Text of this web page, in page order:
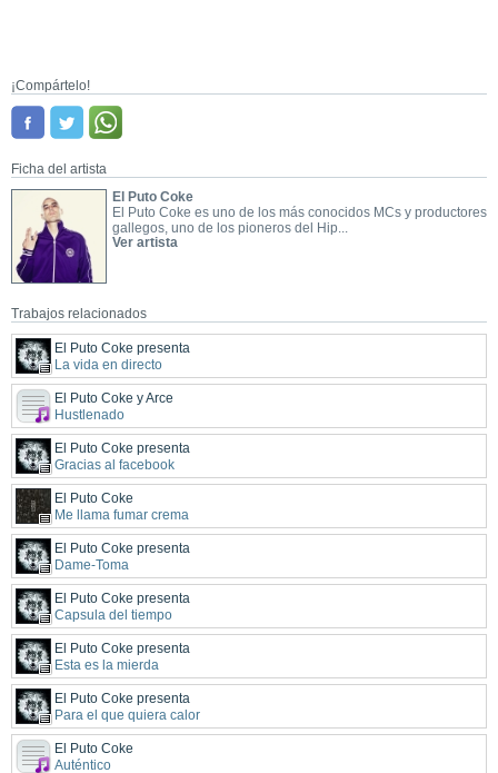
¡Compártelo!
Ficha del artista
El Puto Coke
El Puto Coke es uno de los más conocidos MCs y productores
gallegos, uno de los pioneros del Hip...
Ver artista
Trabajos relacionados
El Puto Coke presenta
La vida en directo
El Puto Coke y Arce
Hustlenado
El Puto Coke presenta
Gracias al facebook
El Puto Coke
Me llama fumar crema
El Puto Coke presenta
Dame-Toma
El Puto Coke presenta
Capsula del tiempo
El Puto Coke presenta
Esta es la mierda
El Puto Coke presenta
Para el que quiera calor
El Puto Coke
Auténtico